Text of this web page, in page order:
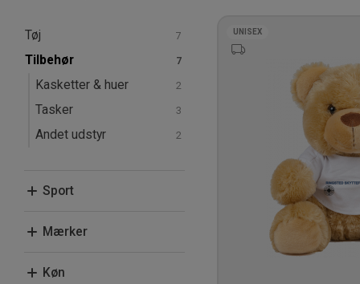
Tøj
T-shirts & poloer
Hoodies & sweatshirts
Tilbehør
Kasketter & huer
Tasker
Andet udstyr
Sport
Fritid
Mærker
Beechfield
Køn
UNISEX